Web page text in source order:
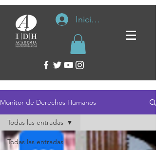
Iniciar sesión
Monitor de Derechos Humanos
Todas las entradas
Todas las entradas